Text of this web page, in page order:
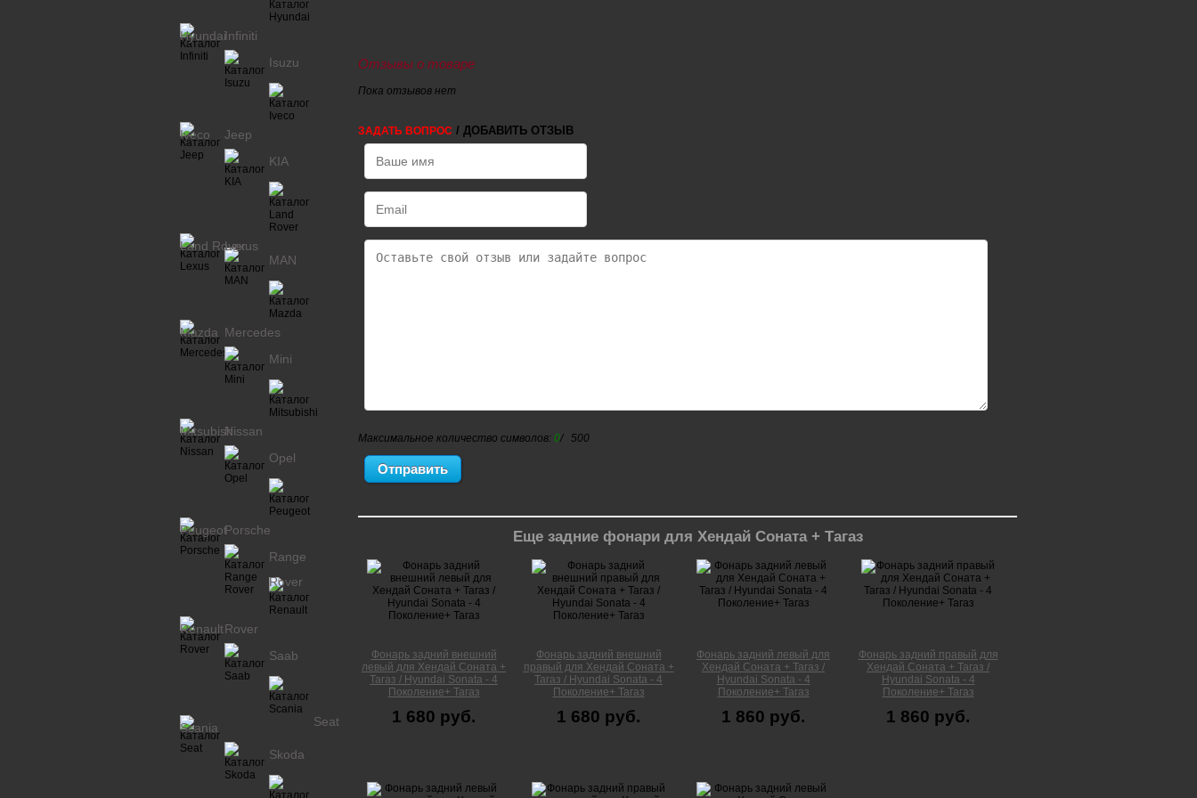
Отзывы о товаре
Пока отзывов нет
ЗАДАТЬ ВОПРОС / ДОБАВИТЬ ОТЗЫВ
Максимальное количество символов: 0/ 500
Еще задние фонари для Хендай Соната + Тагаз
Фонарь задний внешний
левый для Хендай Соната +
Тагаз / Hyundai Sonata - 4
Поколение+ Тагаз
1 680 руб.
Фонарь задний внешний
правый для Хендай Соната +
Тагаз / Hyundai Sonata - 4
Поколение+ Тагаз
1 680 руб.
Фонарь задний левый для
Хендай Соната + Тагаз /
Hyundai Sonata - 4
Поколение+ Тагаз
1 860 руб.
Фонарь задний правый для
Хендай Соната + Тагаз /
Hyundai Sonata - 4
Поколение+ Тагаз
1 860 руб.
HyundaiInfiniti
Isuzu
Iveco
Jeep
KIA
Land Rover
Lexus
MAN
Mazda Mercedes
Mini
MitsubishiNissan
Opel
PeugeotPorsche
Range
Rover
RenaultRover
Saab
Scania Seat
Skoda